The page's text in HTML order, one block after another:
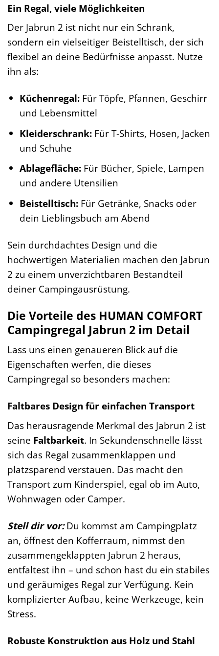
Ein Regal, viele Möglichkeiten
Der Jabrun 2 ist nicht nur ein Schrank,
sondern ein vielseitiger Beistelltisch, der sich
flexibel an deine Bedürfnisse anpasst. Nutze
ihn als:
Küchenregal:Für Töpfe, Pfannen, Geschirr
und Lebensmittel
Kleiderschrank:Für T-Shirts, Hosen, Jacken
und Schuhe
Ablagefläche:Für Bücher, Spiele, Lampen
und andere Utensilien
Beistelltisch:Für Getränke, Snacks oder
dein Lieblingsbuch am Abend
Sein durchdachtes Design und die
hochwertigen Materialien machen den Jabrun
2 zu einem unverzichtbaren Bestandteil
deiner Campingausrüstung.
Die Vorteile des HUMAN COMFORT
Campingregal Jabrun 2 im Detail
Lass uns einen genaueren Blick auf die
Eigenschaften werfen, die dieses
Campingregal so besonders machen:
Faltbares Design für einfachen Transport
Das herausragende Merkmal des Jabrun 2 ist
seine Faltbarkeit. In Sekundenschnelle lässt
sich das Regal zusammenklappen und
platzsparend verstauen. Das macht den
Transport zum Kinderspiel, egal ob im Auto,
Wohnwagen oder Camper.
Stell dir vor:Du kommst am Campingplatz
an, öffnest den Kofferraum, nimmst den
zusammengeklappten Jabrun 2 heraus,
entfaltest ihn – und schon hast du ein stabiles
und geräumiges Regal zur Verfügung. Kein
komplizierter Aufbau, keine Werkzeuge, kein
Stress.
Robuste Konstruktion aus Holz und Stahl